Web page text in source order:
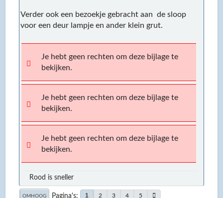
Verder ook een bezoekje gebracht aan de sloop
voor een deur lampje en ander klein grut.
Je hebt geen rechten om deze bijlage te
bekijken.
Je hebt geen rechten om deze bijlage te
bekijken.
Je hebt geen rechten om deze bijlage te
bekijken.
Rood is sneller
OMHOOG Pagina's 1 2 3 4 5